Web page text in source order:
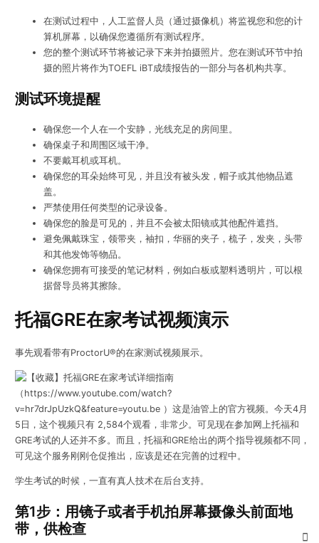
在测试过程中，人工监督人员（通过摄像机）将监视您和您的计
算机屏幕，以确保您遵循所有测试程序。
您的整个测试环节将被记录下来并拍摄照片。您在测试环节中拍
摄的照片将作为TOEFL iBT成绩报告的一部分与各机构共享。
测试环境提醒
确保您一个人在一个安静，光线充足的房间里。
确保桌子和周围区域干净。
不要戴耳机或耳机。
确保您的耳朵始终可见，并且没有被头发，帽子或其他物品遮
盖。
严禁使用任何类型的记录设备。
确保您的脸是可见的，并且不会被太阳镜或其他配件遮挡。
避免佩戴珠宝，领带夹，袖扣，华丽的夹子，梳子，发夹，头带
和其他发饰等物品。
确保您拥有可接受的笔记材料，例如白板或塑料透明片，可以根
据督导员将其擦除。
托福GRE在家考试视频演示
事先观看带有ProctorU®的在家测试视频展示。
（https://www.youtube.com/watch?
v=hr7drJpUzkQ&feature=youtu.be ）这是油管上的官方视频。今天4月
5日，这个视频只有 2,584个观看，非常少。可见现在参加网上托福和
GRE考试的人还并不多。而且，托福和GRE给出的两个指导视频都不同，
可见这个服务刚刚仓促推出，应该是还在完善的过程中。
学生考试的时候，一直有真人技术在后台支持。
第1步：用镜子或者手机拍屏幕摄像头前面地
带，供检查